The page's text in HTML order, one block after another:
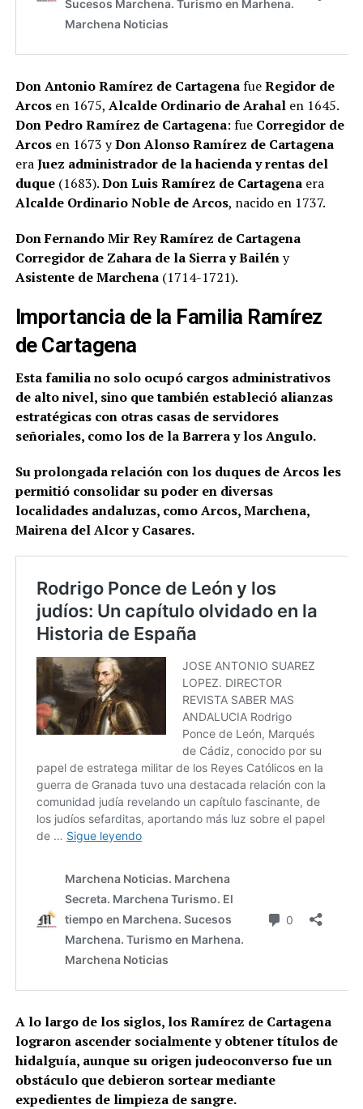
Don Antonio Ramírez de CartagenafueRegidor de
Arcosen 1675, Alcalde Ordinario de Arahalen 1645.
Don Pedro Ramírez de Cartagena: fue Corregidor de
Arcosen 1673 yDon Alonso Ramírez de Cartagena
eraJuez administrador de la hacienda y rentas del
duque(1683).Don Luis Ramírez de Cartagenaera
Alcalde Ordinario Noble de Arcos, nacido en 1737.
Don Fernando Mir Rey Ramírez de Cartagena
Corregidor de Zahara de la Sierra y Bailény
Asistente de Marchena(1714-1721).
Importancia de la Familia Ramírez
de Cartagena
Esta familia no solo ocupó cargos administrativos
de alto nivel, sino que también estableció alianzas
estratégicas con otras casas de servidores
señoriales, como los de la Barrera y los Angulo.
Su prolongada relación con los duques de Arcos les
permitió consolidar su poder en diversas
localidades andaluzas, como Arcos, Marchena,
Mairena del Alcor y Casares.
A lo largo de los siglos, los Ramírez de Cartagena
lograron ascender socialmente y obtener títulos de
hidalguía, aunque su origen judeoconverso fue un
obstáculo que debieron sortear mediante
expedientes de limpieza de sangre​.